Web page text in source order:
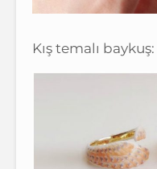
Kış temalı baykuş: